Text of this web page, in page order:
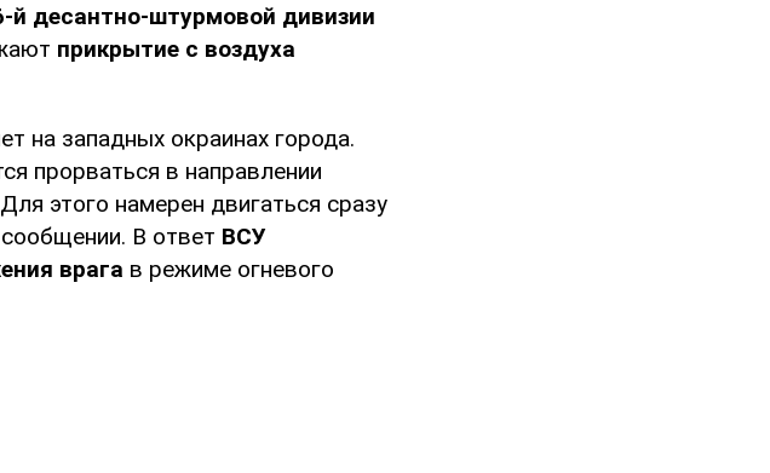
й десантно-штурмовой дивизии
прикрытие с воздуха
на западных окраинах города.
прорваться в направлении
этого намерен двигаться сразу
В ответ ВСУ
врага в режиме огневого